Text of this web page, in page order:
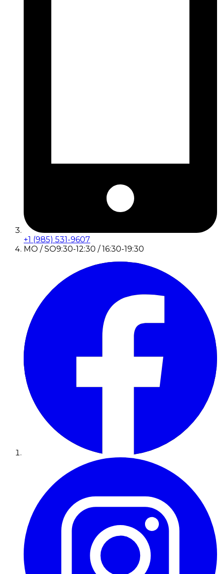
+1 (985) 531-9607
MO / SO9:30-12:30 / 16:30-19:30